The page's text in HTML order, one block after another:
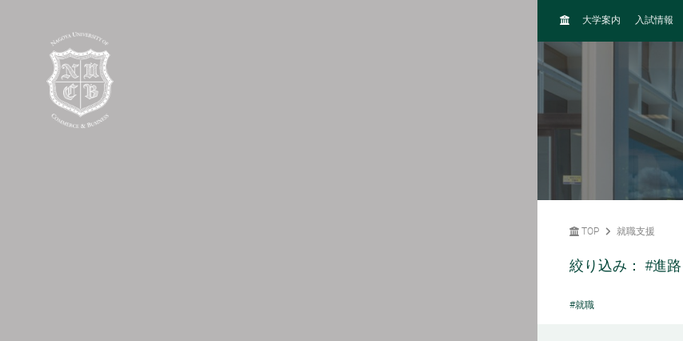
H
大学案内 入試情報
TOP 就職支援
絞り込み： #進路
#就職